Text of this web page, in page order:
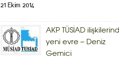
21 Ekim 2014
AKP TÜSİAD
yeni evre – Deniz
Gemici